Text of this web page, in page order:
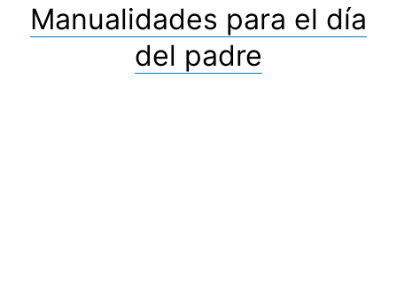
Manualidades para el día
del padre